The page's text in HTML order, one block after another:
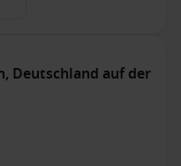
Deutschland auf der